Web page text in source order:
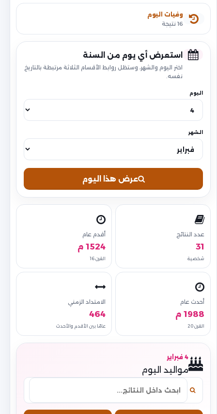
وفيات اليوم
16 نتيجة
استعرض أي يوم من السنة
اختر اليوم والشهر، وستظل روابط الأقسام الثلاثة مرتبطة بالتاريخ
نفسه.
اليوم
الشهر
عرض هذا اليوم
عدد النتائج
31
شخصية
أقدم عام
1524 م
القرن 16
أحدث عام
1988 م
القرن 20
الامتداد الزمني
464
عامًا بين الأقدم والأحدث
4 فبراير
مواليد اليوم